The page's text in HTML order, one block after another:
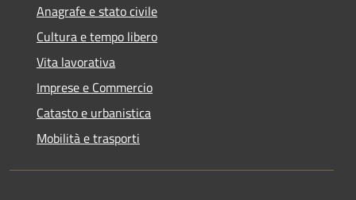
Anagrafe e stato civile
Cultura e tempo libero
Vita lavorativa
Imprese e Commercio
Catasto e urbanistica
Mobilità e trasporti